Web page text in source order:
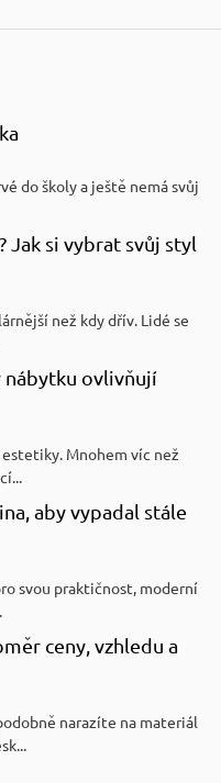
do školy a ještě nemá svůj
Jak si vybrat svůj styl
než kdy dřív. Lidé se
nábytku ovlivňují
Mnohem víc než
aby vypadal stále
svou praktičnost, moderní
ceny, vzhledu a
narazíte na materiál